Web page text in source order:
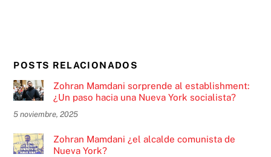
POSTS RELACIONADOS
Zohran Mamdani sorprende al establishment:
¿Un paso hacia una Nueva York socialista?
5 noviembre, 2025
Zohran Mamdani ¿el alcalde comunista de
Nueva York?